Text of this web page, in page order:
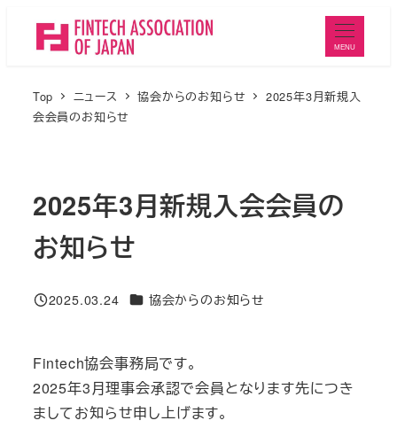
MENU
Top ニュース 協会からのお知らせ
2025年3月新規入
会会員のお知らせ
2025年3月新規入会会員の
お知らせ
投稿日
2025.03.24 ニュースカテゴリ
協会からのお知らせ
Fintech協会事務局です。
2025年3月理事会承認で会員となります先につき
ましてお知らせ申し上げます。